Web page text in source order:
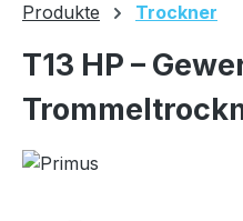
Produkte Trockner
T13 HP –